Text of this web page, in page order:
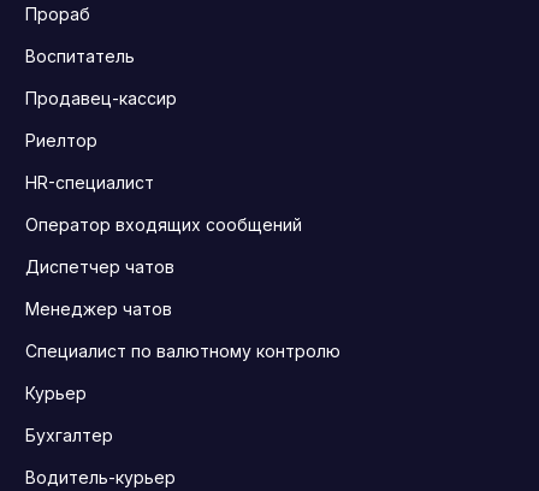
Прораб
Воспитатель
Продавец-кассир
Риелтор
HR-специалист
Оператор входящих сообщений
Диспетчер чатов
Менеджер чатов
Специалист по валютному контролю
Курьер
Бухгалтер
Водитель-курьер